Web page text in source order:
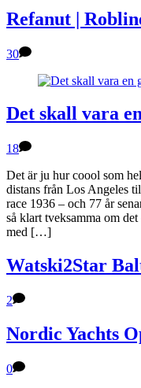
Refanut |
30
Det skall vara
18
Det är ju hur coool som
distans från Los Angeles
race 1936 – och 77 år
så klart tveksamma om
med […]
Watski2Star
2
Nordic Yachts
0